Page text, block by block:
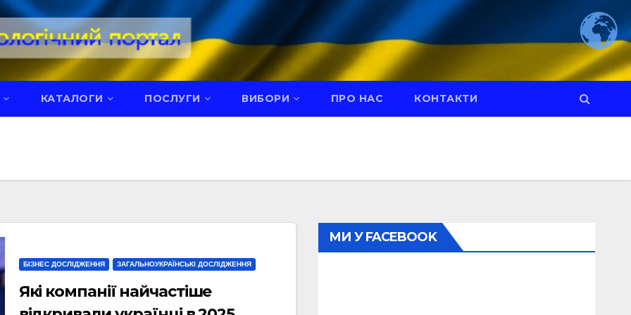
КАТАЛОГИ ПОСЛУГИ ВИБОРИ ПРО НАС КОНТАКТИ
БІЗНЕС ДОСЛІДЖЕННЯ ЗАГАЛЬНОУКРАЇНСЬКІ ДОСЛІДЖЕННЯ
Які компанії найчастіше
МИ У FACEBOOK